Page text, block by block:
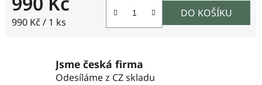
Měrná cena:
990 Kč / 1 ks
DO KOŠÍKU
Jsme česká firma
Odesíláme z CZ skladu